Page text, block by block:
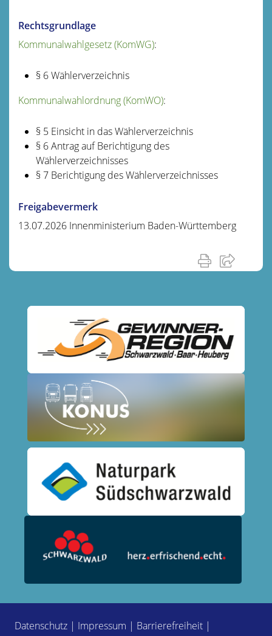
Rechtsgrundlage
Kommunalwahlgesetz (KomWG):
§ 6 Wählerverzeichnis
Kommunalwahlordnung (KomWO):
§ 5 Einsicht in das Wählerverzeichnis
§ 6 Antrag auf Berichtigung des
Wählerverzeichnisses
§ 7 Berichtigung des Wählerverzeichnisses
Freigabevermerk
13.07.2026 Innenministerium Baden-Württemberg
Datenschutz | Impressum | Barrierefreiheit |